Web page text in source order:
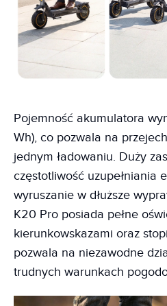
Pojemność akumulatora
Wh), co pozwala na
jednym ładowaniu. Duży
częstotliwość uzupełniania
wyruszanie w dłuższe
K20 Pro posiada pełne
kierunkowskazami oraz
pozwala na niezawodne
trudnych warunkach